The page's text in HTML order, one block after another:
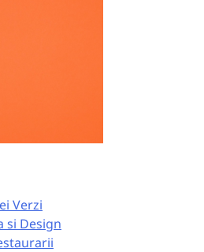
Verzi
si Design